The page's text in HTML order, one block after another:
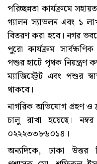
পরিচ্ছন্নতা কার্যক্রমে
গ্যালন স্যাভলন এবং ১
বিতরণ করা হবে। নগর
পুরো কার্যক্রম
পশুর হাটে পৃথক নিয়ন্ত্রণ
ম্যাজিস্ট্রেট এবং পশুর
থাকবে।
নাগরিক অভিযোগ গ্রহণ ও
চালু রাখা হয়েছে।
০২২২৩৩৮৬০১৪।
অন্যদিকে, ঢাকা উত্তর